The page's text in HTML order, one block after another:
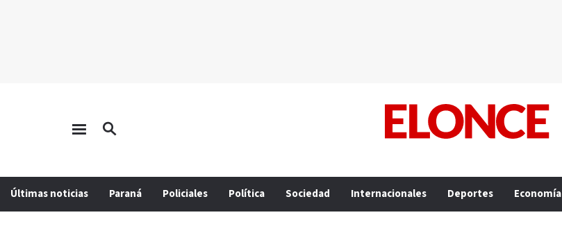
Últimas noticias Paraná Policiales Política Sociedad Internacionales Deportes Economía